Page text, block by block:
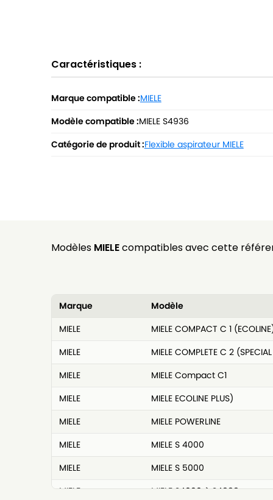
Caractéristiques :
Marque compatible :MIELE
Modèle compatible :MIELE S4936
Catégorie de produit :Flexible aspirateur MIELE
Modèles MIELEcompatibles avec cette
Marque
Modèle
MIELE
MIELE COMPACT C 1
MIELE
MIELE COMPLETE C 2 (SPECIAL
MIELE
MIELE Compact C1
MIELE
MIELE ECOLINE PLUS)
MIELE
MIELE POWERLINE
MIELE
MIELE S 4000
MIELE
MIELE S 5000
MIELE
MIELE S4000 à S4999